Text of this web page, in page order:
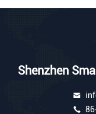
Shenzhen